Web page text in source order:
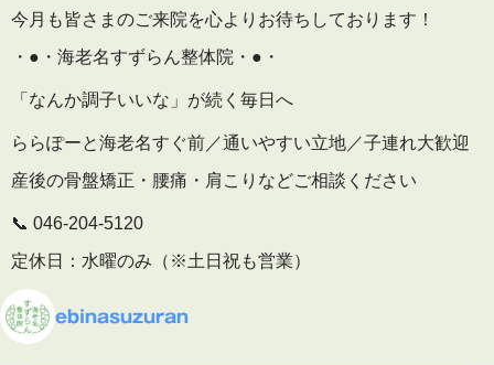
今月も皆さまのご来院を心よりお待ちしております！
・●・海老名すずらん整体院・●・
「なんか調子いいな」が続く毎日へ
ららぽーと海老名すぐ前／通いやすい立地／子連れ大歓迎
産後の骨盤矯正・腰痛・肩こりなどご相談ください
📞 046-204-5120
定休日：水曜のみ（※土日祝も営業）
🕒 予約受付
平日 10:00〜19:30
ebinasuzuran